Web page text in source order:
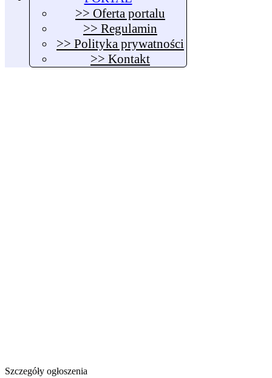
>> Oferta portalu
>> Regulamin
>> Polityka prywatności
>> Kontakt
Szczegóły ogłoszenia